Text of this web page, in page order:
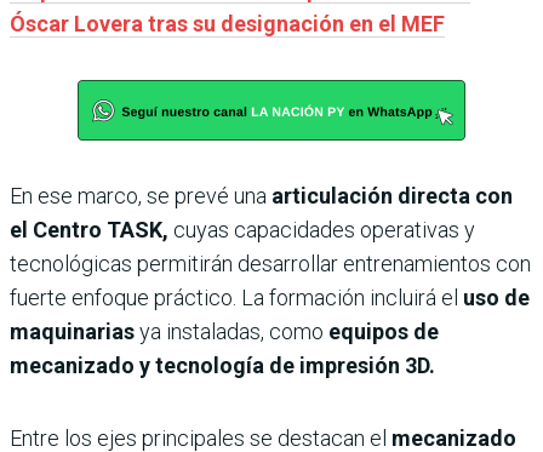
Óscar Lovera tras su designación en el MEF
En ese marco, se prevé una articulación directa con
el Centro TASK, cuyas capacidades operativas y
tecnológicas permitirán desarrollar entrenamientos con
fuerte enfoque práctico. La formación incluirá el uso de
maquinariasya instaladas, como equipos de
mecanizado y tecnología de impresión 3D.
Entre los ejes principales se destacan el mecanizado